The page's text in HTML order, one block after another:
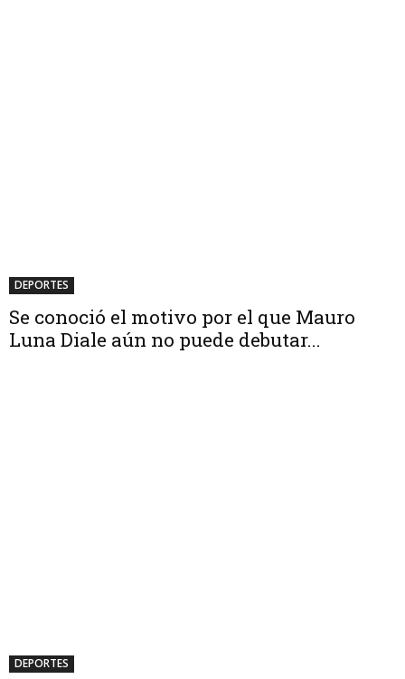
DEPORTES
Se conoció el motivo por el que Mauro
Luna Diale aún no puede debutar...
DEPORTES